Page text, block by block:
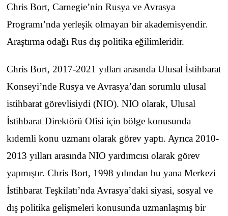
Chris Bort, Carnegie’nin Rusya ve Avrasya
Programı’nda yerleşik olmayan bir akademisyendir.
Araştırma odağı Rus dış politika eğilimleridir.
Chris Bort, 2017-2021 yılları arasında Ulusal İstihbarat
Konseyi’nde Rusya ve Avrasya’dan sorumlu ulusal
istihbarat görevlisiydi (NIO). NIO olarak, Ulusal
İstihbarat Direktörü Ofisi için bölge konusunda
kıdemli konu uzmanı olarak görev yaptı. Ayrıca 2010-
2013 yılları arasında NIO yardımcısı olarak görev
yapmıştır. Chris Bort, 1998 yılından bu yana Merkezi
İstihbarat Teşkilatı’nda Avrasya’daki siyasi, sosyal ve
dış politika gelişmeleri konusunda uzmanlaşmış bir